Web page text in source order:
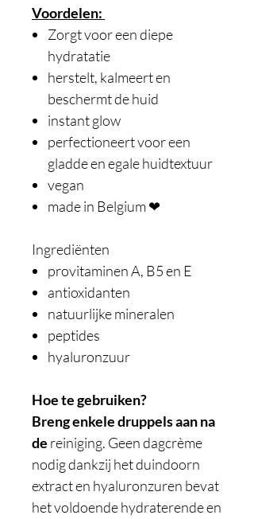
Voordelen:
Zorgt voor een diepe
hydratatie
herstelt, kalmeert en
beschermt de huid
instant glow
perfectioneert voor een
gladde en egale huidtextuur
vegan
made in Belgium ❤︎
Ingrediënten
provitaminen A, B5 en E
antioxidanten
natuurlijke mineralen
peptides
hyaluronzuur
Hoe te gebruiken?
Breng enkele druppels aan na
de reiniging. Geen dagcrème
nodig dankzij het duindoorn
extract en hyaluronzuren bevat
het voldoende hydraterende en